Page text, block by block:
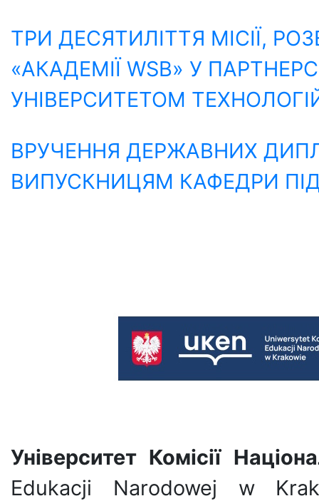
ТРИ ДЕСЯТИЛІТТЯ МІСІЇ,
«АКАДЕМІЇ WSB» У
УНІВЕРСИТЕТОМ
ВРУЧЕННЯ ДЕРЖАВНИХ
ВИПУСКНИЦЯМ КАФЕДРИ
Університет Комісії
Edukacji Narodowej w